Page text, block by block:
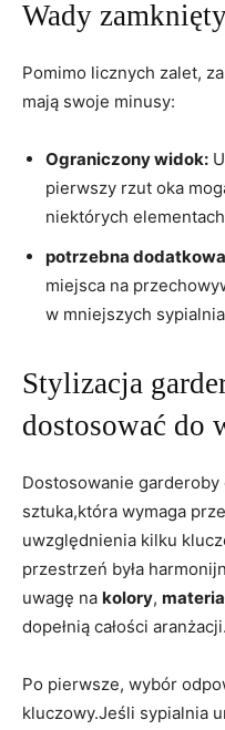
Wady
Pomimo licznych ‌zalet,
mają swoje minusy:
Ograniczony⁢ widok:
pierwszy rzut oka
niektórych
potrzebna
miejsca na
w mniejszych
Stylizacja
dostosować do‌
Dostosowanie
⁢sztuka,która wymaga
uwzględnienia kilku
przestrzeń ‌była
uwagę na kolory,
dopełnią całości aranżacji.
Po pierwsze, wybór
kluczowy.Jeśli sypialnia‌